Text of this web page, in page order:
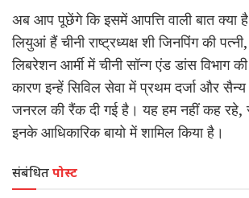
अब आप पूछेंगे कि इसमें आपत्ति वाली बात क्या
लियुआं हैं चीनी राष्ट्रध्यक्ष शी जिनपिंग की
लिबरेशन आर्मी में चीनी सॉन्ग एंड डांस विभाग
कारण इन्हें सिविल सेवा में प्रथम दर्जा और
जनरल की रैंक दी गई है। यह हम नहीं कह रहे,
इनके आधिकारिक बायो में शामिल किया है।
संबंधितपोस्ट